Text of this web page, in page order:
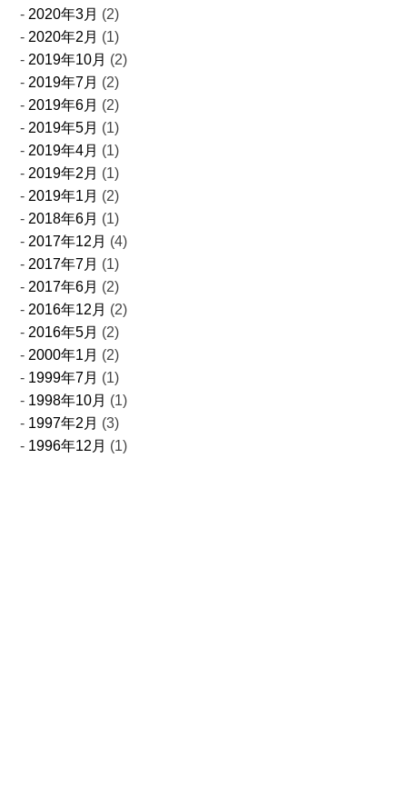
2020年3月 (2)
2020年2月 (1)
2019年10月 (2)
2019年7月 (2)
2019年6月 (2)
2019年5月 (1)
2019年4月 (1)
2019年2月 (1)
2019年1月 (2)
2018年6月 (1)
2017年12月 (4)
2017年7月 (1)
2017年6月 (2)
2016年12月 (2)
2016年5月 (2)
2000年1月 (2)
1999年7月 (1)
1998年10月 (1)
1997年2月 (3)
1996年12月 (1)